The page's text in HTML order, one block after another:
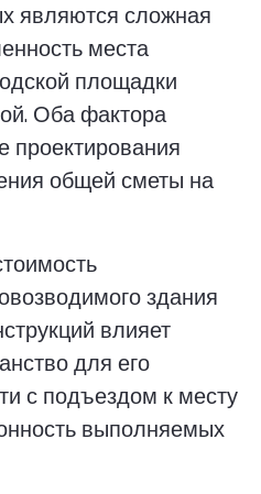
являются сложная
места
площадки
Оба фактора
проектирования
общей сметы на
здания
влияет
для его
с подъездом к месту
выполняемых